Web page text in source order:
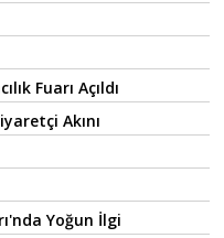
Fuarı Açıldı
Akını
Yoğun İlgi